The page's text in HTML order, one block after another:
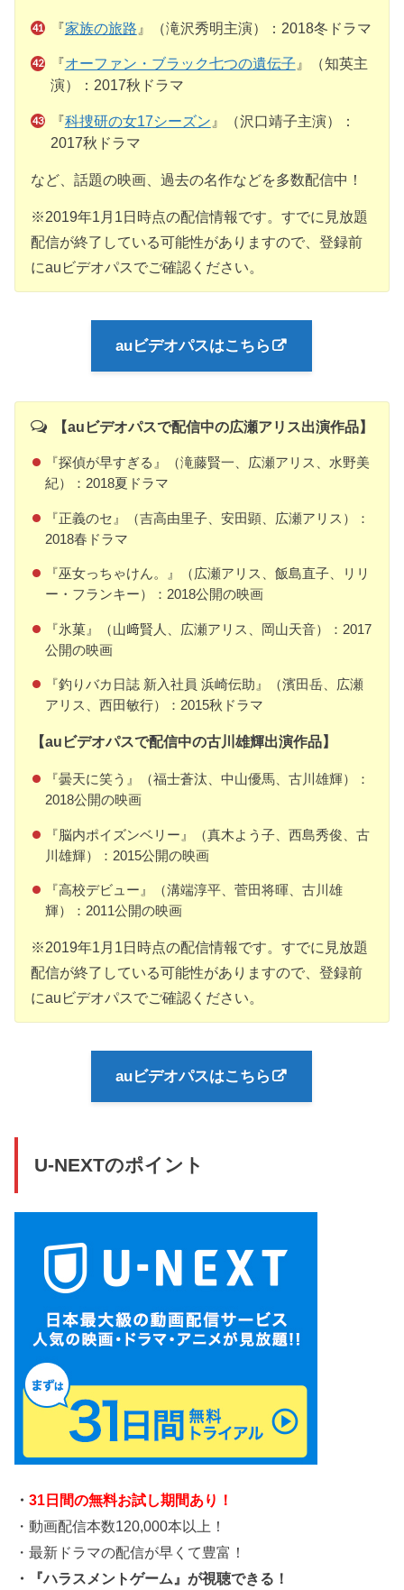
『家族の旅路 』（滝沢秀明主演）：2018冬ドラマ
『オーファン・ブラック七つの遺伝子』（知英主
演）：2017秋ドラマ
『科捜研の女17シーズン 』（沢口靖子主演）：
2017秋ドラマ
など、話題の映画、過去の名作などを多数配信中！
※2019年1月1日時点の配信情報です。すでに見放題
配信が終了している可能性がありますので、登録前
にauビデオパスでご確認ください。
auビデオパスはこちら
【auビデオパスで配信中の広瀬アリス出演作品】
『探偵が早すぎる』（滝藤賢一、広瀬アリス、水野美
紀）：2018夏ドラマ
『正義のセ』（吉高由里子、安田顕、広瀬アリス）：
2018春ドラマ
『巫女っちゃけん。』（広瀬アリス、飯島直子、リリ
ー・フランキー）：2018公開の映画
『氷菓』（山﨑賢人、広瀬アリス、岡山天音）：2017
公開の映画
『釣りバカ日誌 新入社員 浜崎伝助』（濱田岳、広瀬
アリス、西田敏行）：2015秋ドラマ
【auビデオパスで配信中の古川雄輝出演作品】
『曇天に笑う』（福士蒼汰、中山優馬、古川雄輝）：
2018公開の映画
『脳内ポイズンベリー』（真木よう子、西島秀俊、古
川雄輝）：2015公開の映画
『高校デビュー』（溝端淳平、菅田将暉、古川雄
輝）：2011公開の映画
※2019年1月1日時点の配信情報です。すでに見放題
配信が終了している可能性がありますので、登録前
にauビデオパスでご確認ください。
auビデオパスはこちら
U-NEXTのポイント
・31日間の無料お試し期間あり！
・動画配信本数120,000本以上！
・最新ドラマの配信が早くて豊富！
・『ハラスメントゲーム』が視聴できる！